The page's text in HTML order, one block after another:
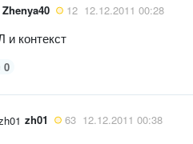
Zhenya40 12 12.12.2011 00:28
и контекст
0
zh01 63 12.12.2011 00:38